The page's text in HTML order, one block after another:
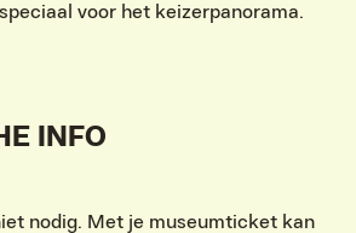
voor het keizerpanorama.
INFO
nodig. Met je museumticket kan